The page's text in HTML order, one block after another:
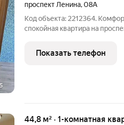
проспект Ленина,08А
Код объекта: 2212364.
спокойная квартира на проспекте
обзор и меньше уличного
потолки 2.9
Показать телефон
44,8 м² · 1-комнатная